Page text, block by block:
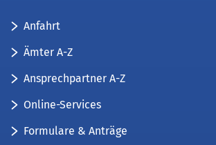
Anfahrt
Ämter A-Z
Ansprechpartner A-Z
Online-Services
Formulare & Anträge